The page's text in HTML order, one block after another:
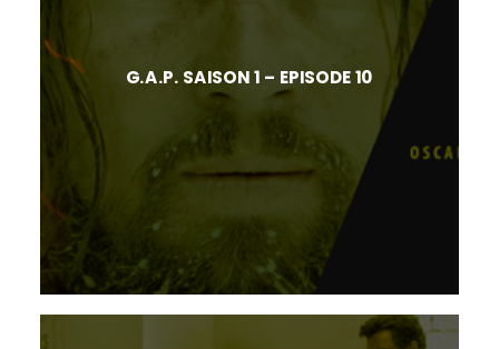
G.A.P. SAISON 1 – EPISODE 10